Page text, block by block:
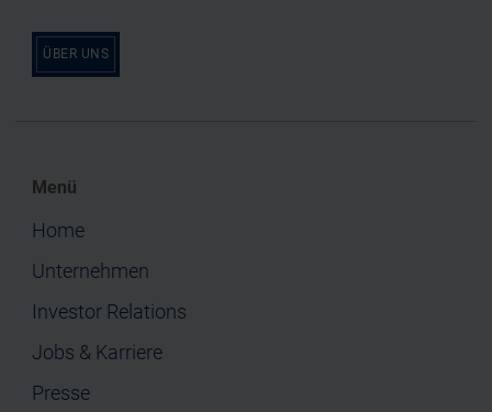
ÜBER UNS
Menü
Home
Unternehmen
Investor Relations
Jobs & Karriere
Presse